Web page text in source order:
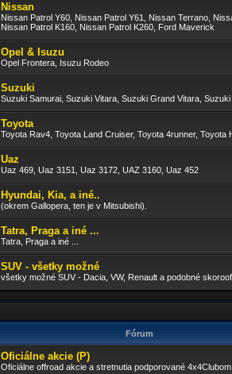
Nissan
Nissan Patrol Y60, Nissan Patrol Y61, Nissan Terrano,
Nissan Patrol K160, Nissan Patrol K260, Ford Maverick
Opel & Isuzu
Opel Frontera, Isuzu Rodeo
Suzuki
Suzuki Samurai, Suzuki Vitara, Suzuki Grand Vitara,
Toyota
Toyota Rav4, Toyota Land Cruiser, Toyota 4runner, Toyota
Uaz
Uaz 469, Uaz 3151, Uaz 3172, UAZ 3160, Uaz 452
Hyundai, Kia, a iné..
(okrem Gallopera, ten je v Mitsubishi).
Tatra, Praga a iné ...
Tatra, Praga a iné ...
SUV - všetky možné
všetky možné SUV - Dacia, VW, Renault a podobné
Fórum
Oficiálne akcie (P)
Oficiálne offroad akcie a stretnutia podporované